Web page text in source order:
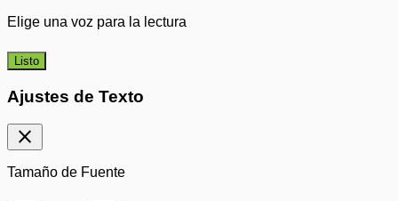
Elige una voz para la lectura
Listo
Ajustes de Texto
close
Tamaño de Fuente